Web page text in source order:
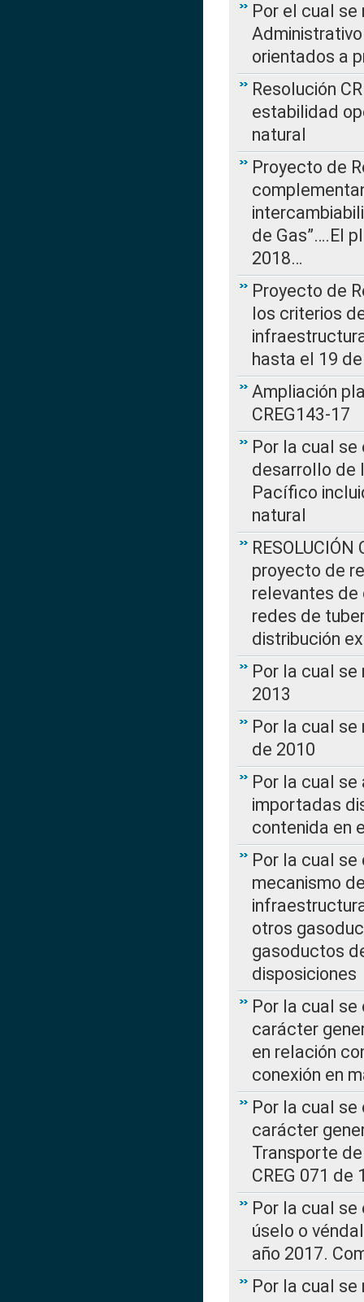
Por el cual
orientados a
Resolución
estabilidad
natural
Proyecto de
de Gas”….El
2018…
Proyecto de
los criterios
hasta el 19
Ampliación
CREG143-17
Por la cual
desarrollo de
Pacífico
natural
proyecto de
relevantes de
redes de
distribución
Por la cual se
2013
Por la cual se
de 2010
Por la cual
importadas
contenida en
Por la cual se
mecanismo
otros
gasoductos
disposiciones
Por la cual
carácter
en relación
conexión en
Por la cual
carácter
Transporte
CREG 071 de
Por la cual
úselo o
año 2017.
Por la cual se